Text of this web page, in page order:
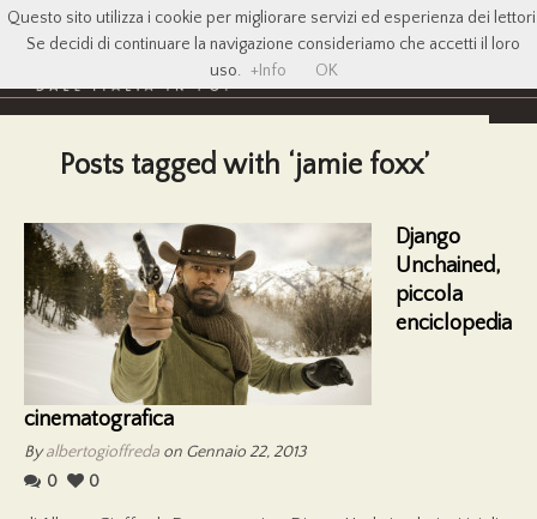
Posts tagged with ‘jamie foxx’
Django
Unchained,
piccola
enciclopedia
cinematografica
Byalbertogioffreda on Gennaio 22, 2013
0
0
Questo sito utilizza i cookie per migliorare servizi ed esperienza dei
Se decidi di continuare la navigazione consideriamo che accetti il loro
uso. +Info OK